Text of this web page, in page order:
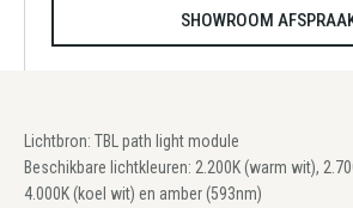
SHOWROOM
Lichtbron: TBL path light module
Beschikbare lichtkleuren: 2.200K (warm wit),
4.000K (koel wit) en amber (593nm)